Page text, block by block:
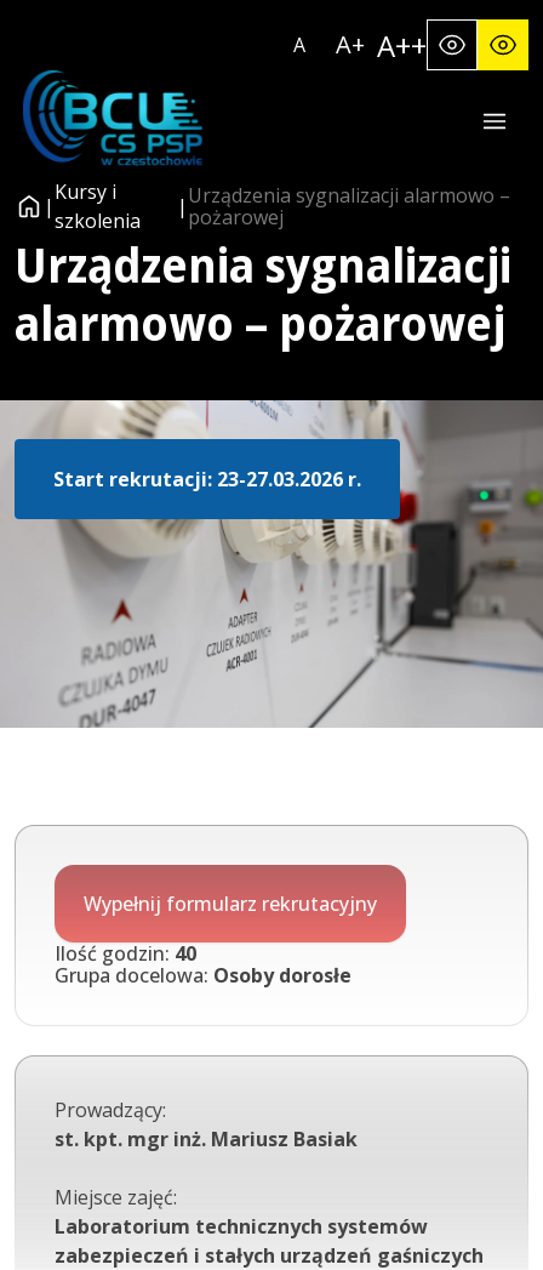
content
A A+ A++
|
Kursy i
szkolenia
| Urządzenia sygnalizacji alarmowo –
pożarowej
Urządzenia sygnalizacji
alarmowo – pożarowej
Start rekrutacji: 23-27.03.2026 r.
Wypełnij formularz rekrutacyjny
Ilość godzin: 40
Grupa docelowa: Osoby dorosłe
Prowadzący:
st. kpt. mgr inż. Mariusz Basiak
Miejsce zajęć:
Laboratorium technicznych systemów
zabezpieczeń i stałych urządzeń gaśniczych